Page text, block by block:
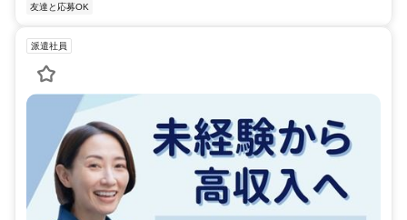
友達と応募OK
派遣社員